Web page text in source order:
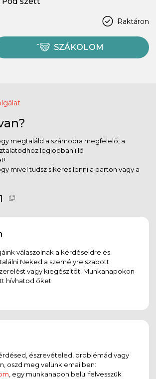
Raktáron
SZÁKOLOM
megtaláld a számodra megfelelő, a
legjobban illő
mivel tudsz sikeres lenni a parton vagy a
válaszolnak a kérdéseidre és
Neked a személyre szabott
vagy kiegészítőt! Munkanapokon
hívhatod őket.
észrevételed, problémád vagy
oszd meg velünk emailben:
, egy munkanapon belül felvesszük